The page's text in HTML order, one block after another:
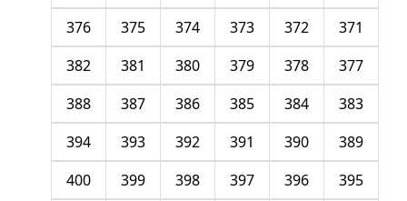
371
372
373
374
375
376
377
378
379
380
381
382
383
384
385
386
387
388
389
390
391
392
393
394
395
396
397
398
399
400